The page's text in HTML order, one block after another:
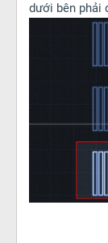
dưới bên phải